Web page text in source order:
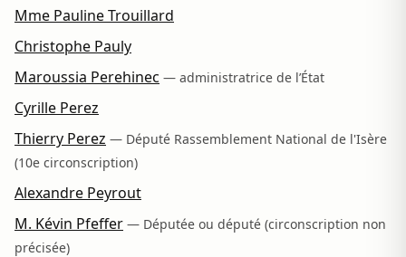
Mme Pauline Trouillard
Christophe Pauly
Maroussia Perehinec — administratrice de l’État
Cyrille Perez
Thierry Perez — Député Rassemblement National de l'Isère
(10e circonscription)
Alexandre Peyrout
M. Kévin Pfeffer — Députée ou député (circonscription non
précisée)